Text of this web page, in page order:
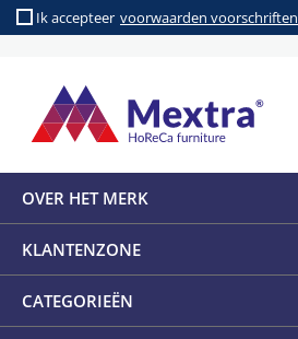
Ik accepteer voorwaarden voorschriften
OVER HET MERK
KLANTENZONE
CATEGORIEËN